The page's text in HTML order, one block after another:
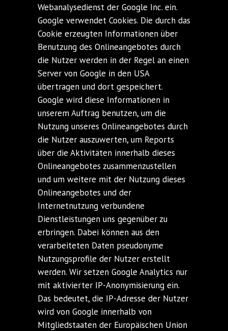
Webanalysedienst der Google Inc. ein.
Google verwendet Cookies. Die durch das
Cookie erzeugten Informationen über
Benutzung des Onlineangebotes durch
die Nutzer werden in der Regel an einen
Server von Google in den USA
übertragen und dort gespeichert.
Google wird diese Informationen in
unserem Auftrag benutzen, um die
Nutzung unseres Onlineangebotes durch
die Nutzer auszuwerten, um Reports
über die Aktivitäten innerhalb dieses
Onlineangebotes zusammenzustellen
und um weitere mit der Nutzung dieses
Onlineangebotes und der
Internetnutzung verbundene
Dienstleistungen uns gegenüber zu
erbringen. Dabei können aus den
verarbeiteten Daten pseudonyme
Nutzungsprofile der Nutzer erstellt
werden. Wir setzen Google Analytics nur
mit aktivierter IP-Anonymisierung ein.
Das bedeutet, die IP-Adresse der Nutzer
wird von Google innerhalb von
Mitgliedstaaten der Europäischen Union